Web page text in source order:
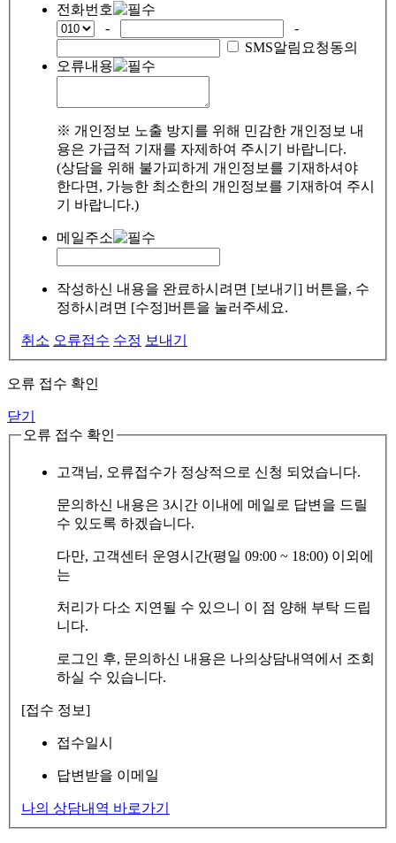
전화번호
-
-
SMS알림요청동의
오류내용
※ 개인정보 노출 방지를 위해 민감한 개인정보 내
용은 가급적 기재를 자제하여 주시기 바랍니다.
(상담을 위해 불가피하게 개인정보를 기재하셔야
한다면, 가능한 최소한의 개인정보를 기재하여 주시
기 바랍니다.)
메일주소
작성하신 내용을 완료하시려면 [보내기] 버튼을, 수
정하시려면 [수정]버튼을 눌러주세요.
취소 오류접수 수정 보내기
오류 접수 확인
닫기
오류 접수 확인
고객님, 오류접수가 정상적으로 신청 되었습니다.
문의하신 내용은 3시간 이내에 메일로 답변을 드릴
수 있도록 하겠습니다.
다만, 고객센터 운영시간(평일 09:00 ~ 18:00) 이외에
는
처리가 다소 지연될 수 있으니 이 점 양해 부탁 드립
니다.
로그인 후, 문의하신 내용은 나의상담내역에서 조회
하실 수 있습니다.
[접수 정보]
접수일시
답변받을 이메일
나의 상담내역 바로가기